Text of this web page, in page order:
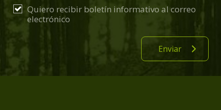
Quiero recibir boletín informativo al correo
electrónico